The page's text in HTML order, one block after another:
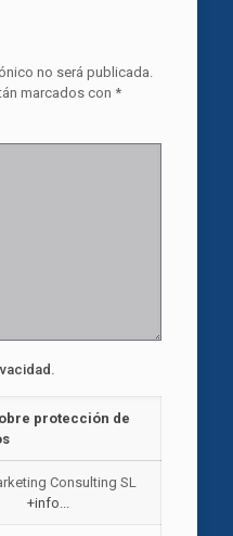
no será publicada.
marcados con *
protección de
Consulting SL
+info...